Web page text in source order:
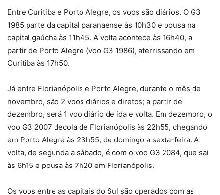
Entre Curitiba e Porto Alegre, os voos são diários. O G3
1985 parte da capital paranaense às 10h30 e pousa na
capital gaúcha às 11h45. A volta acontece às 16h40, a
partir de Porto Alegre (voo G3 1986), aterrissando em
Curitiba às 17h50.
Já entre Florianópolis e Porto Alegre, durante o mês de
novembro, são 2 voos diários e diretos; a partir de
dezembro, será 1 voo diário de ida e volta. Em dezembro, o
voo G3 2007 decola de Florianópolis às 22h55, chegando
em Porto Alegre às 23h55, de domingo a sexta-feira. A
volta, de segunda a sábado, é com o voo G3 2084, que sai
às 6h15 e pousa às 7h20 em Florianópolis.
Os voos entre as capitais do Sul são operados com as